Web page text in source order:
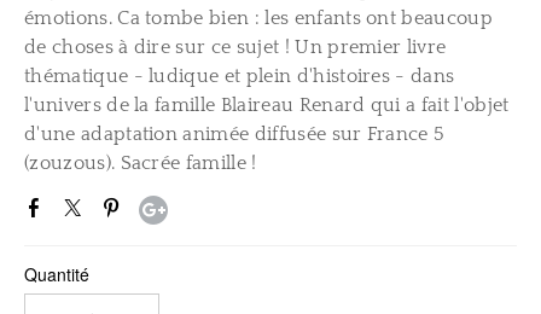
émotions. Ca tombe bien : les enfants ont beaucoup
de choses à dire sur ce sujet ! Un premier livre
thématique - ludique et plein d'histoires - dans
l'univers de la famille Blaireau Renard qui a fait l'objet
d'une adaptation animée diffusée sur France 5
(zouzous). Sacrée famille !
Quantité